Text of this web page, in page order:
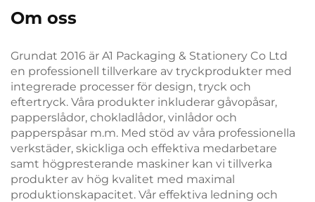
Om oss
Grundat 2016 är A1 Packaging & Stationery Co Ltd
en professionell tillverkare av tryckprodukter med
integrerade processer för design, tryck och
eftertryck. Våra produkter inkluderar gåvopåsar,
papperslådor, chokladlådor, vinlådor och
papperspåsar m.m. Med stöd av våra professionella
verkstäder, skickliga och effektiva medarbetare
samt högpresterande maskiner kan vi tillverka
produkter av hög kvalitet med maximal
produktionskapacitet. Vår effektiva ledning och